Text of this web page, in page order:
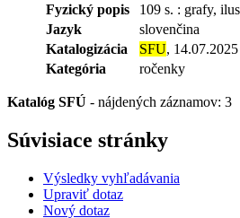
Fyzický popis
109 s. : grafy,
Jazyk
slovenčina
Katalogizácia
SFU,
Kategória
ročenky
Katalóg SFÚ - nájdených záznamov: 3
Súvisiace stránky
Výsledky vyhľadávania
Upraviť dotaz
Nový dotaz